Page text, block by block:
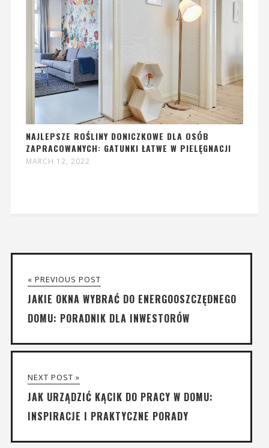
NAJLEPSZE ROŚLINY DONICZKOWE DLA OSÓB
ZAPRACOWANYCH: GATUNKI ŁATWE W PIELĘGNACJI
MARCH 12, 2022
« PREVIOUS POST
JAKIE OKNA WYBRAĆ DO ENERGOOSZCZĘDNEGO
DOMU: PORADNIK DLA INWESTORÓW
NEXT POST »
JAK URZĄDZIĆ KĄCIK DO PRACY W DOMU:
INSPIRACJE I PRAKTYCZNE PORADY